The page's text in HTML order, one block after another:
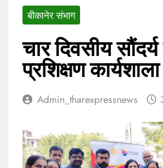
बीकानेर संभाग
चार दिवसीय
प्रशिक्षण
Admin_tharexpressnews